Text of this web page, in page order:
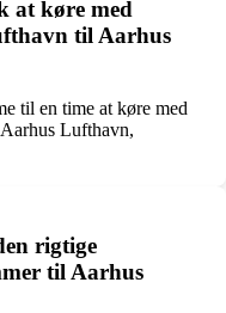
at køre med
til Aarhus
til en time at køre med
Lufthavn,
rigtige
til Aarhus